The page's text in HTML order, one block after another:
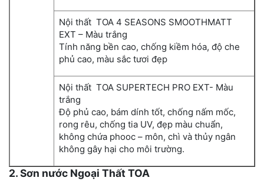
Nội thất TOA 4 SEASONS SMOOTHMATT
EXT – Màu trắng
Tính năng bền cao, chống kiềm hóa, độ che
phủ cao, màu sắc tươi đẹp
Nội thất TOA SUPERTECH PRO EXT- Màu
trắng
Độ phủ cao, bám dính tốt, chống nấm mốc,
rong rêu, chống tia UV, đẹp màu chuẩn,
không chứa phooc – môn, chì và thủy ngân
không gây hại cho môi trường.
2. Sơn nước Ngoại Thất TOA